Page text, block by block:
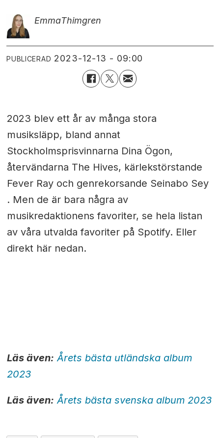
EmmaThimgren
PUBLICERAD 2023-12-13 - 09:00
2023 blev ett år av många stora
musiksläpp, bland annat
Stockholmsprisvinnarna Dina Ögon,
återvändarna The Hives, kärlekstörstande
Fever Ray och genrekorsande Seinabo Sey
. Men de är bara några av
musikredaktionens favoriter, se hela listan
av våra utvalda favoriter på Spotify. Eller
direkt här nedan.
Läs även: Årets bästa utländska album
2023
Läs även: Årets bästa svenska album 2023